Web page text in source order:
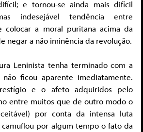
e tornou-se ainda mais difícil
indesejável tendência entre
colocar a moral puritana acima da
negar a não iminência da revolução.
Leninista tenha terminado com a
ficou aparente imediatamente.
e o afeto adquiridos pelo
entre muitos que de outro modo o
por conta da intensa luta
camuflou por algum tempo o fato da